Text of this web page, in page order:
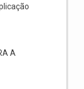
A